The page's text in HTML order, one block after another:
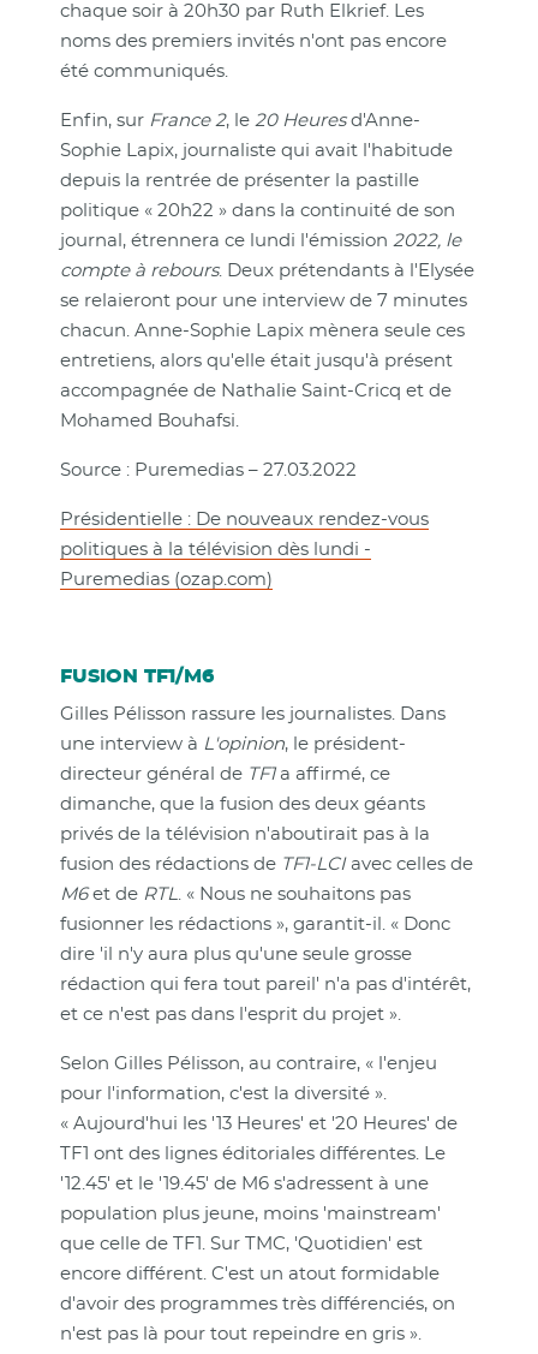
chaque soir à 20h30 par Ruth Elkrief. Les
noms des premiers invités n'ont pas encore
été communiqués.
Enfin, sur France 2, le 20 Heuresd'Anne-
Sophie Lapix, journaliste qui avait l'habitude
depuis la rentrée de présenter la pastille
politique « 20h22 » dans la continuité de son
journal, étrennera ce lundi l'émission 2022, le
compte à rebours. Deux prétendants à l'Elysée
se relaieront pour une interview de 7 minutes
chacun. Anne-Sophie Lapix mènera seule ces
entretiens, alors qu'elle était jusqu'à présent
accompagnée de Nathalie Saint-Cricq et de
Mohamed Bouhafsi.
Source : Puremedias – 27.03.2022
Présidentielle : De nouveaux rendez-vous
politiques à la télévision dès lundi -
Puremedias (ozap.com)
FUSION TF1/M6
Gilles Pélisson rassure les journalistes. Dans
une interview à L'opinion, le président-
directeur général de TF1a affirmé, ce
dimanche, que la fusion des deux géants
privés de la télévision n'aboutirait pas à la
fusion des rédactions de TF1-LCIavec celles de
M6et de RTL
. « Nous ne souhaitons pas
fusionner les rédactions », garantit-il. « Donc
dire 'il n'y aura plus qu'une seule grosse
rédaction qui fera tout pareil' n'a pas d'intérêt,
et ce n'est pas dans l'esprit du projet ».
Selon Gilles Pélisson, au contraire, « l'enjeu
pour l'information, c'est la diversité ».
« Aujourd'hui les '13 Heures' et '20 Heures' de
TF1 ont des lignes éditoriales différentes. Le
'12.45' et le '19.45' de M6 s'adressent à une
population plus jeune, moins 'mainstream'
que celle de TF1. Sur TMC, 'Quotidien' est
encore différent. C'est un atout formidable
d'avoir des programmes très différenciés, on
n'est pas là pour tout repeindre en gris ».